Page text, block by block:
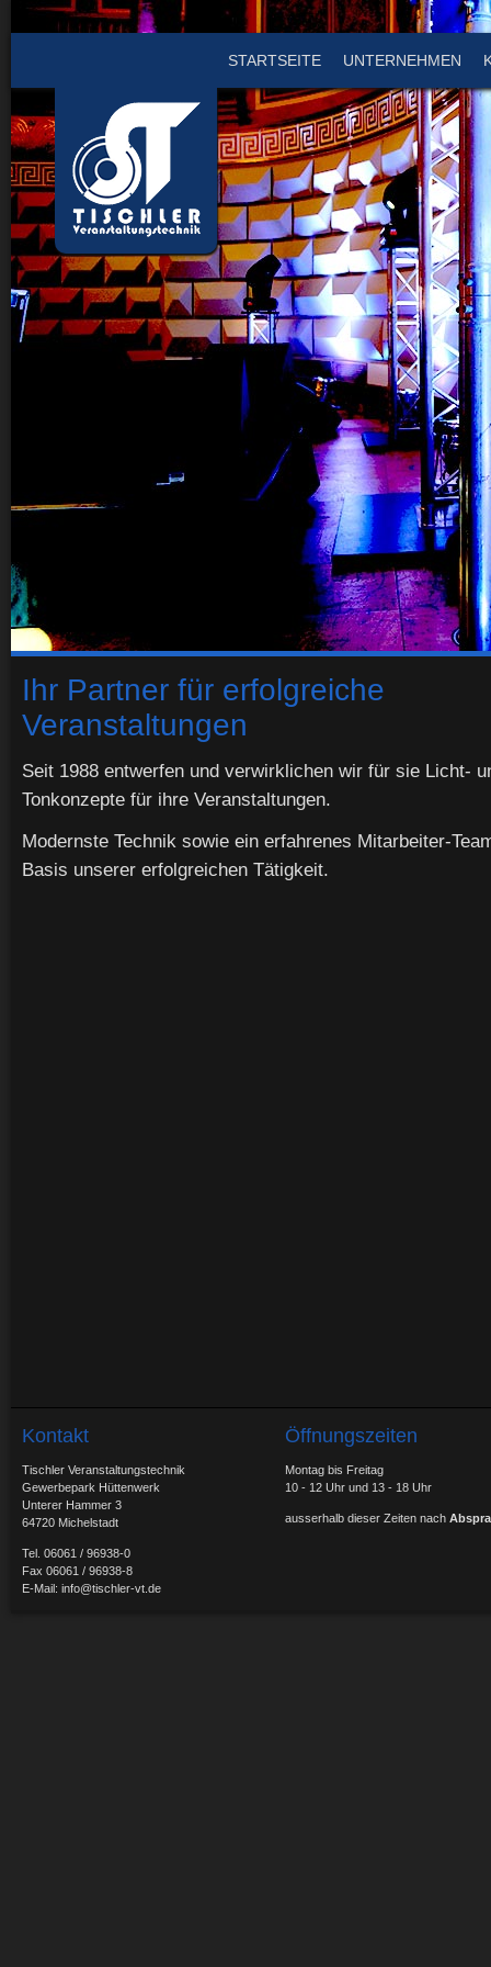
STARTSEITE UNTERNEHMEN
Ihr Partner für erfolgreiche
Veranstaltungen
Seit 1988 entwerfen und verwirklichen wir für sie Licht-
Tonkonzepte für ihre Veranstaltungen.
Modernste Technik sowie ein erfahrenes Mitarbeiter-
Basis unserer erfolgreichen Tätigkeit.
Kontakt
Tischler Veranstaltungstechnik
Gewerbepark Hüttenwerk
Unterer Hammer 3
64720 Michelstadt
Tel. 06061 / 96938-0
Fax 06061 / 96938-8
E-Mail: info@tischler-vt.de
Öffnungszeiten
Montag bis Freitag
10 - 12 Uhr und 13 - 18 Uhr
ausserhalb dieser Zeiten nach